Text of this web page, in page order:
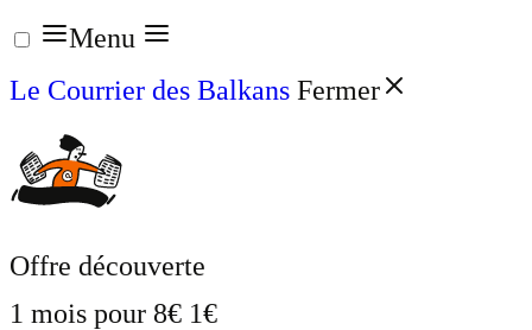
Aller
au
contenu
Menu
Le Courrier des Balkans Fermer
Offre découverte
1 mois pour 8€ 1€